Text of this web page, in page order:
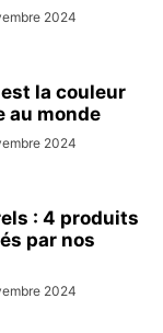
2024
la couleur
au monde
2024
: 4 produits
par nos
2024